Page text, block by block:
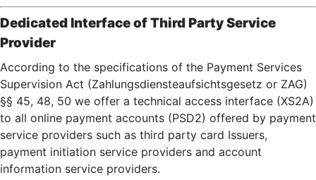
Dedicated Interface of Third Party Service
Provider
According to the specifications of the Payment Services
Supervision Act (Zahlungsdiensteaufsichtsgesetz or ZAG)
§§ 45, 48, 50 we offer a technical access interface (XS2A)
to all online payment accounts (PSD2) offered by payment
service providers such as third party card Issuers,
payment initiation service providers and account
information service providers.